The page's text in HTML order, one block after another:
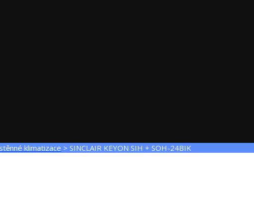
klimatizace > SINCLAIR KEYON SIH + SOH-24BIK